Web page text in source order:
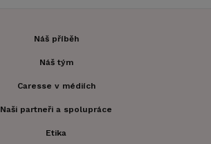
Náš příběh
Náš tým
Caresse v médiích
Naši partneři a spolupráce
Etika